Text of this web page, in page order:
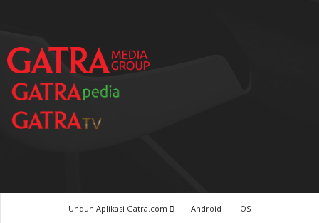
Unduh Aplikasi Gatra.com Android IOS